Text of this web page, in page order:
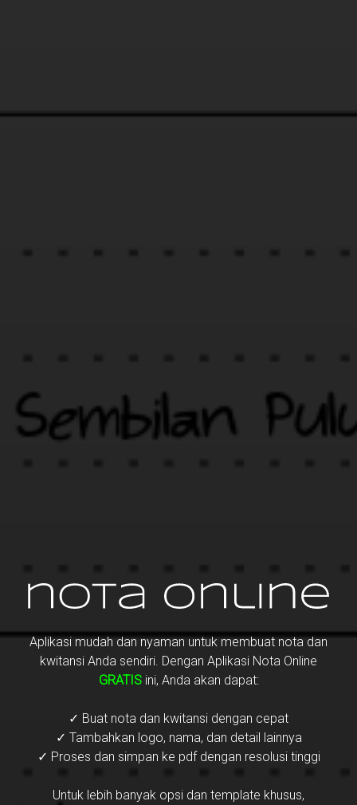
Aplikasi mudah dan nyaman untuk membuat nota dan
kwitansi Anda sendiri. Dengan Aplikasi Nota Online
GRATISini, Anda akan dapat:
✓ Buat nota dan kwitansi dengan cepat
✓ Tambahkan logo, nama, dan detail lainnya
✓ Proses dan simpan ke pdf dengan resolusi tinggi
Untuk lebih banyak opsi dan template khusus,